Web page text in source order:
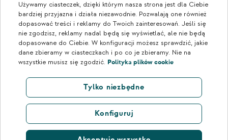
Zapisz się do naszego newslettera, aby otrzymywać informacje o
promocjach i nowościach w naszym sklepie.
Używamy ciasteczek, dzięki którym nasza strona jest dla Ciebie
bardziej przyjazna i działa niezawodnie. Pozwalają one również
dopasować treści i reklamy do Twoich zainteresowań. Jeśli się
nie zgodzisz, reklamy nadal będą się wyświetlać, ale nie będą
dopasowane do Ciebie. W konfiguracji możesz sprawdzić, jakie
dane zbieramy w ciasteczkach i po co je zbieramy. Nie na
wszystkie musisz się zgodzić. Polityka plików cookie
Tylko niezbędne
Konfiguruj